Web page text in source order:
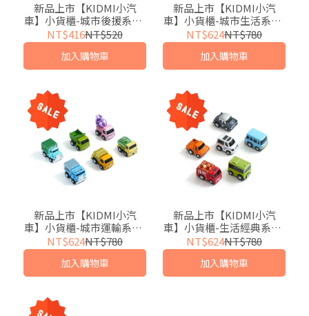
新品上市【KIDMI小汽
車】小貨櫃-城市後援系列-
合金迴力車4入(附貨櫃收
藏盒)
NT$416NT$520
加入購物車
新品上市【KIDMI小汽
車】小貨櫃-城市生活系列-
合金迴力車6入(附貨櫃收
藏盒)
NT$624NT$780
加入購物車
新品上市【KIDMI小汽
車】小貨櫃-城市運輸系列-
合金迴力車6入(附貨櫃收
藏盒)
NT$624NT$780
加入購物車
新品上市【KIDMI小汽
車】小貨櫃-生活經典系列-
合金迴力車6入(附貨櫃收
藏盒)
NT$624NT$780
加入購物車